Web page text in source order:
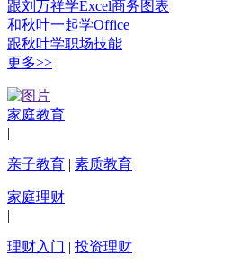
跟刘万祥学Excel商务图表
和秋叶一起学Office
跟秋叶学职场技能
更多>>
家庭教育
|
亲子教育 | 素质教育
家庭理财
|
理财入门 | 投资理财